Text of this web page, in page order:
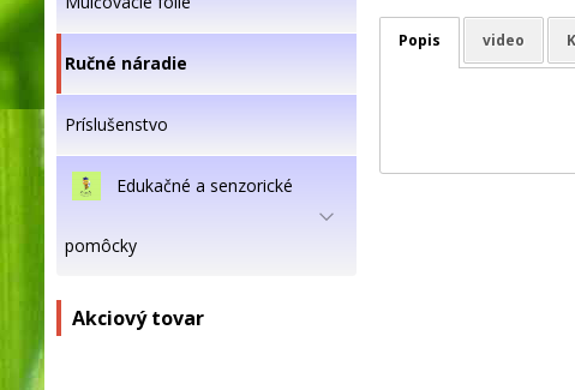
Ručné náradie
Príslušenstvo
Edukačné a senzorické
pomôcky
Akciový tovar
Popis video